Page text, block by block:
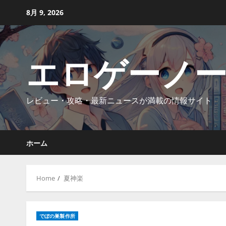
content
8月 9, 2026
エロゲーノ
レビュー・攻略・最新ニュースが満載の情報サイト
ホーム
Home 夏神楽
でぼの巣製作所